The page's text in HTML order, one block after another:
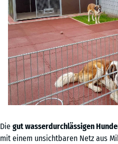
Die gut wasserdurchlässigen
mit einem unsichtbaren Netz aus